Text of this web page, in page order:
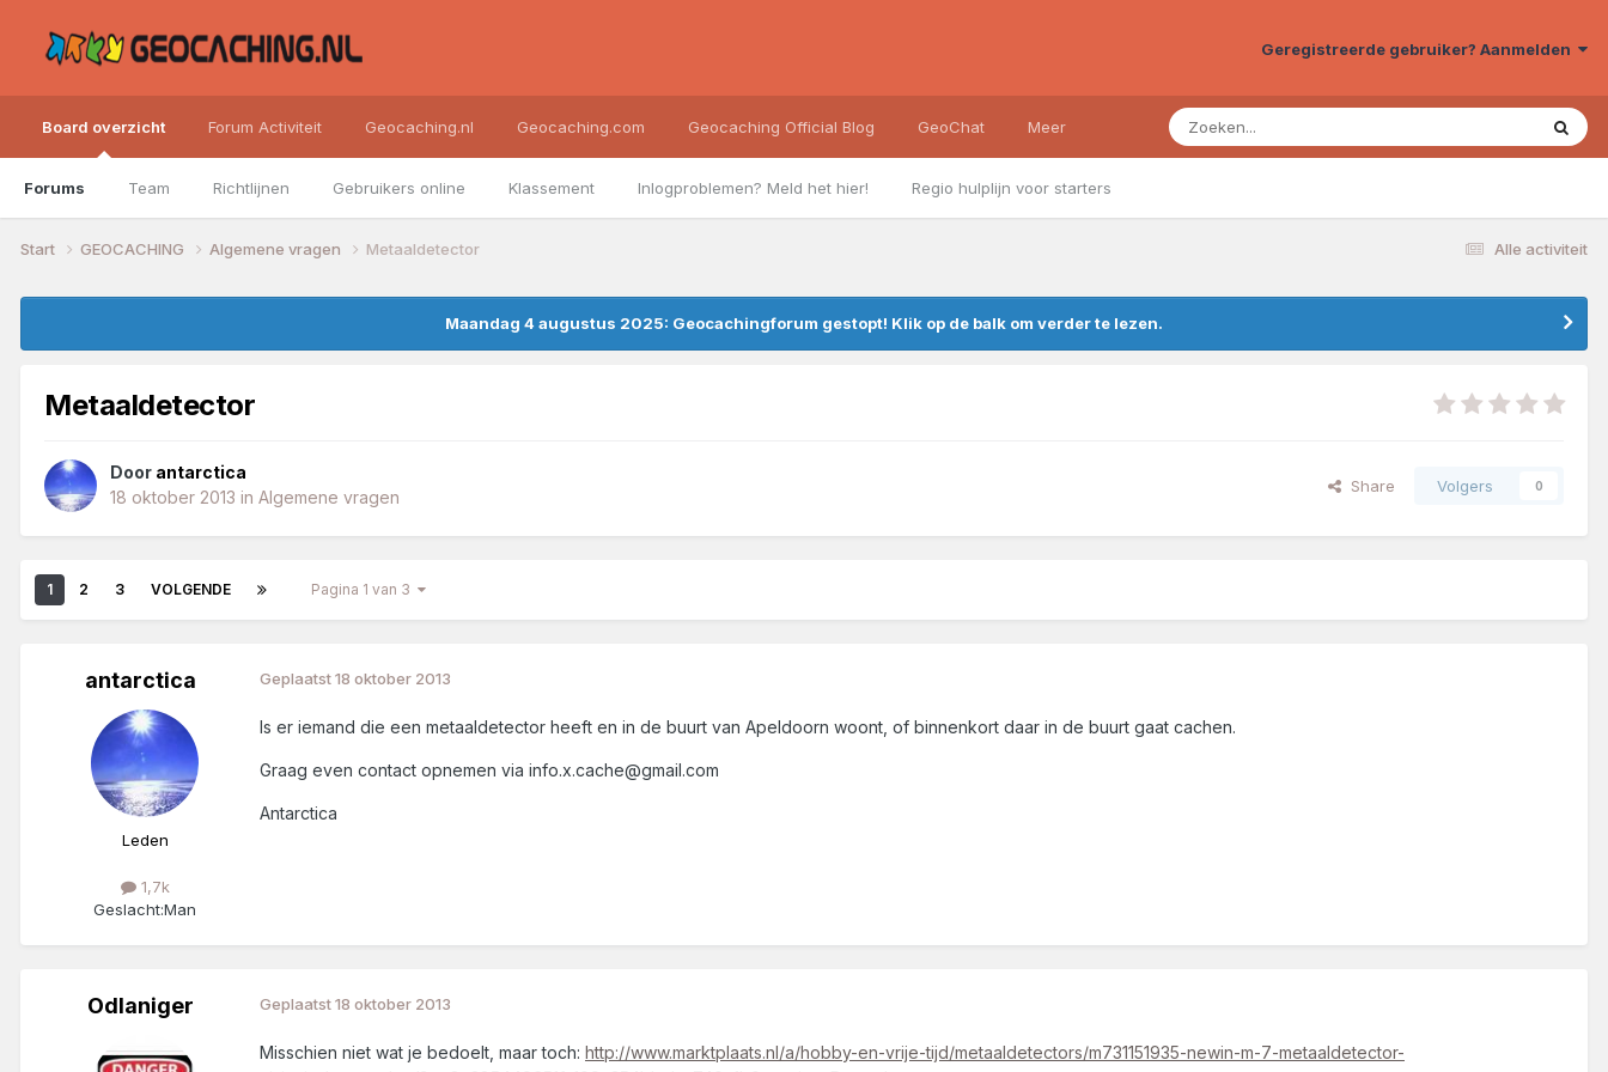
Geregistreerde gebruiker? Aanmelden
Board overzicht
Forums Team Richtlijnen Gebruikers online Klassement Inlogproblemen? Meld het hier! Regio hulplijn voor starters
Forum Activiteit Geocaching.nl Geocaching.com Geocaching Official Blog GeoChat Meer
Alle activiteit
Start GEOCACHING Algemene vragen Metaaldetector
Maandag 4 augustus 2025: Geocachingforum gestopt! Klik op de balk om verder te lezen.
Metaaldetector
Door antarctica
18 oktober 2013 in Algemene vragen
Share Volgers 0
1 2 3 VOLGENDE Pagina 1 van 3
antarctica
Leden
1,7k
Geslacht:Man
Geplaatst18 oktober 2013
Is er iemand die een metaaldetector heeft en in de buurt van Apeldoorn woont, of binnenkort daar in de buurt gaat cachen.
Graag even contact opnemen via info.x.cache@gmail.com
Antarctica
Odlaniger Geplaatst18 oktober 2013
Misschien niet wat je bedoelt, maar toch: http://www.marktplaats.nl/a/hobby-en-vrije-tijd/metaaldetectors/m731151935-newin-m-7-metaaldetector-